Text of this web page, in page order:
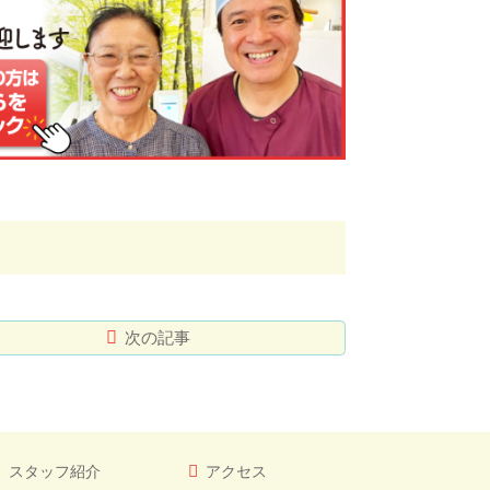
次の記事
スタッフ紹介 アクセス